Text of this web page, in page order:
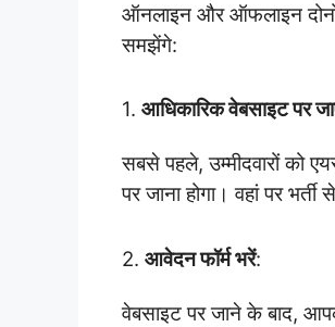
ऑनलाइन और ऑफलाइन
समझेंगे:
1. आधिकारिक वेबसाइट पर
सबसे पहले, उम्मीदवारों को
पर जाना होगा। वहां पर
2. आवेदन फॉर्म भरें:
वेबसाइट पर जाने के बाद,